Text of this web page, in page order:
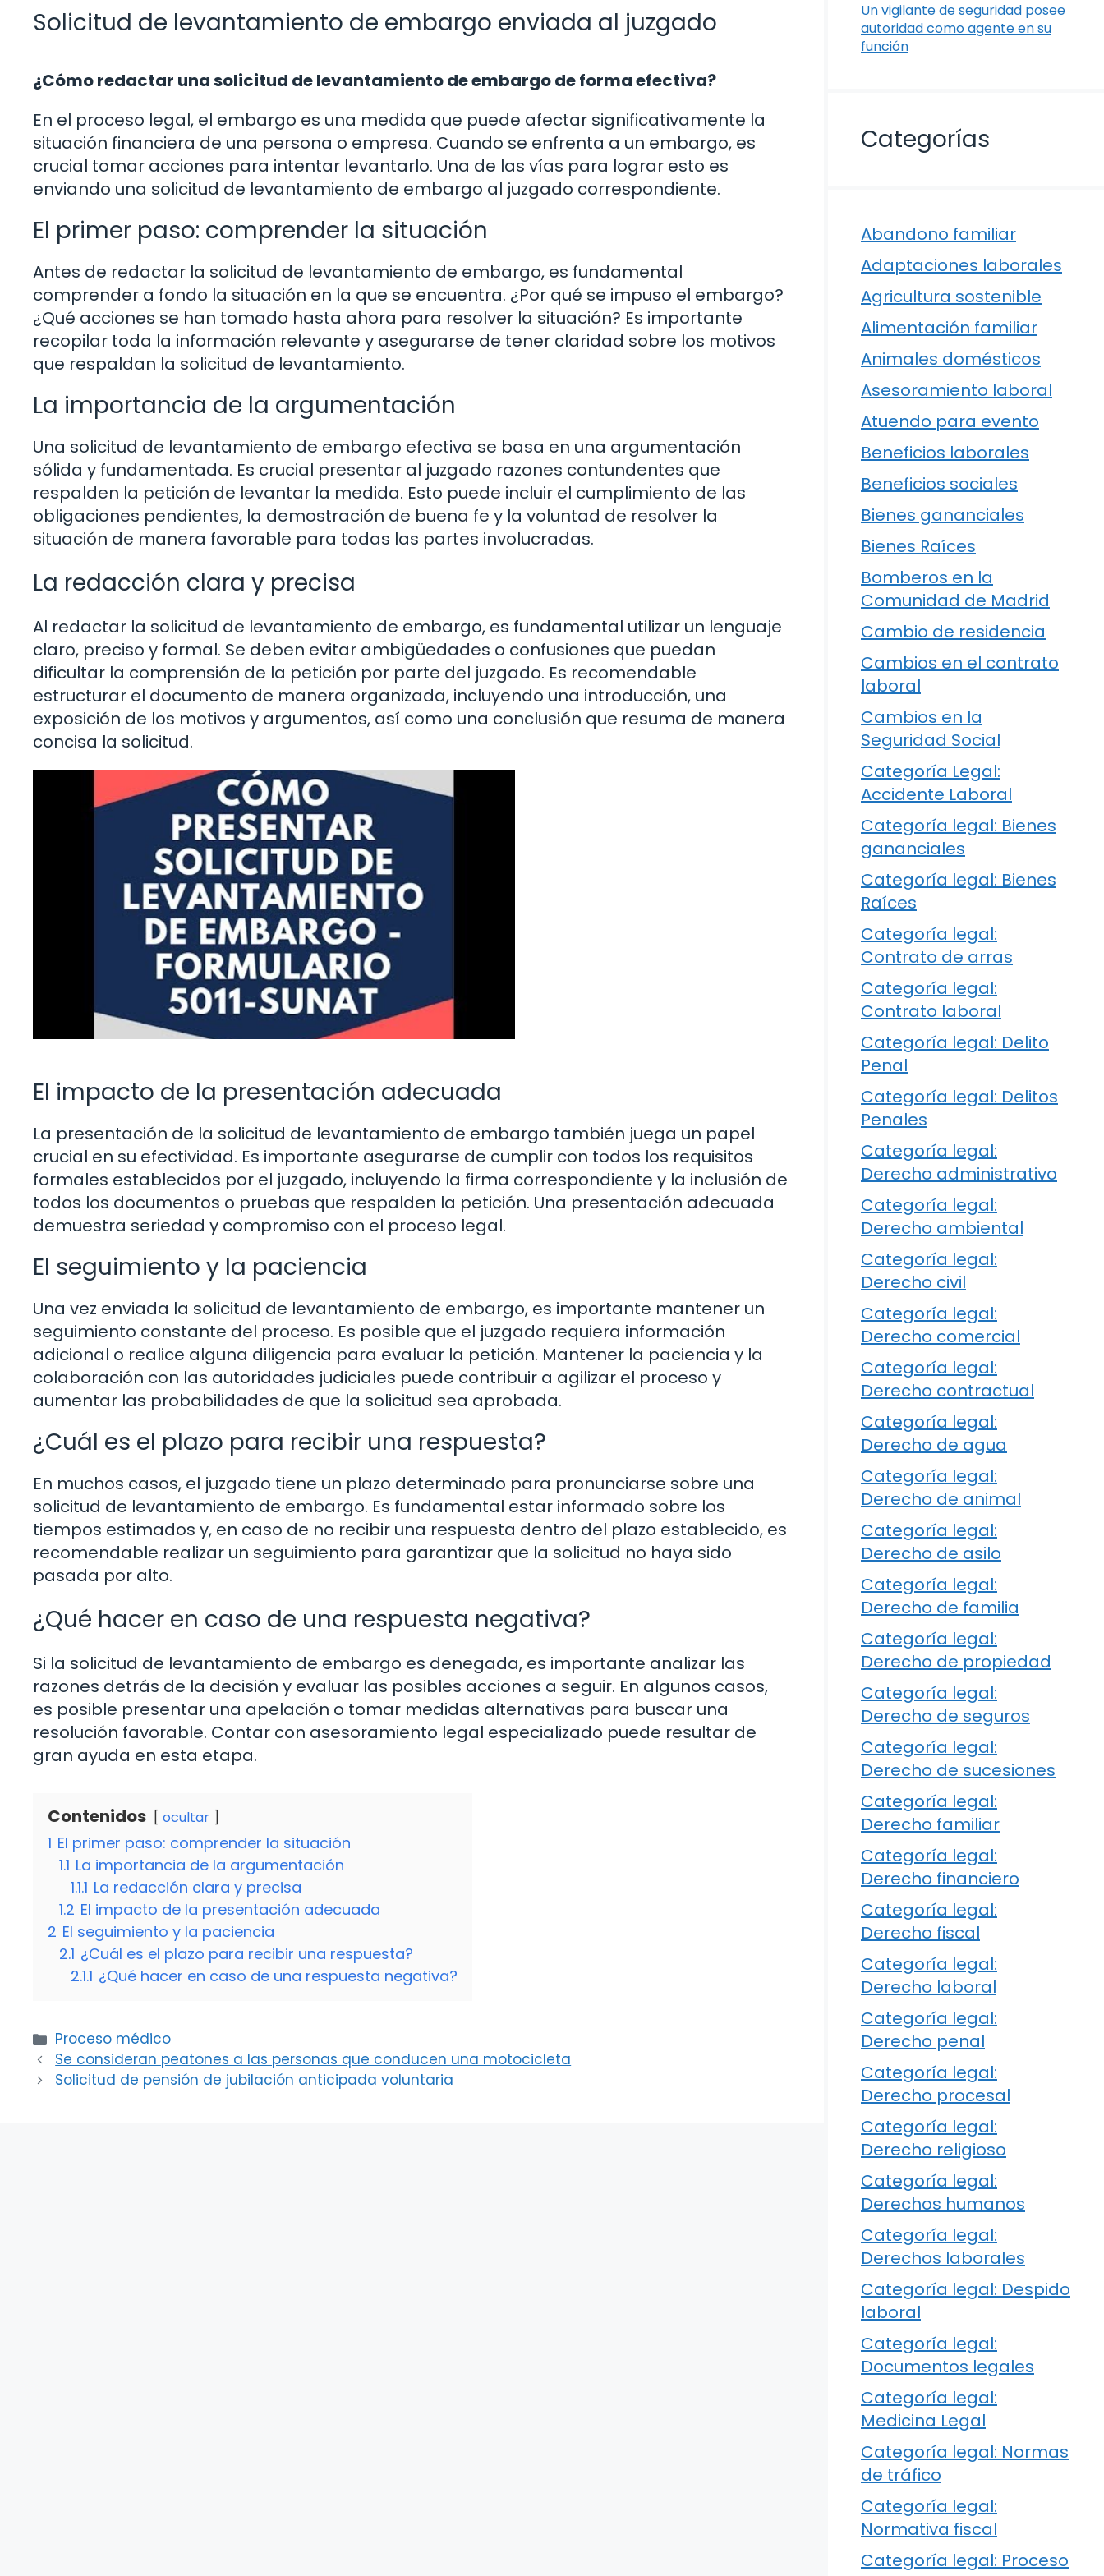
Solicitud de levantamiento de embargo enviada al juzgado
¿Cómo redactar una solicitud de levantamiento de embargo de forma efectiva?
En el proceso legal, el embargo es una medida que puede afectar significativamente la
situación financiera de una persona o empresa. Cuando se enfrenta a un embargo, es
crucial tomar acciones para intentar levantarlo. Una de las vías para lograr esto es
enviando una solicitud de levantamiento de embargo al juzgado correspondiente.
El primer paso: comprender la situación
Antes de redactar la solicitud de levantamiento de embargo, es fundamental
comprender a fondo la situación en la que se encuentra. ¿Por qué se impuso el embargo?
¿Qué acciones se han tomado hasta ahora para resolver la situación? Es importante
recopilar toda la información relevante y asegurarse de tener claridad sobre los motivos
que respaldan la solicitud de levantamiento.
La importancia de la argumentación
Una solicitud de levantamiento de embargo efectiva se basa en una argumentación
sólida y fundamentada. Es crucial presentar al juzgado razones contundentes que
respalden la petición de levantar la medida. Esto puede incluir el cumplimiento de las
obligaciones pendientes, la demostración de buena fe y la voluntad de resolver la
situación de manera favorable para todas las partes involucradas.
La redacción clara y precisa
Al redactar la solicitud de levantamiento de embargo, es fundamental utilizar un lenguaje
claro, preciso y formal. Se deben evitar ambigüedades o confusiones que puedan
dificultar la comprensión de la petición por parte del juzgado. Es recomendable
estructurar el documento de manera organizada, incluyendo una introducción, una
exposición de los motivos y argumentos, así como una conclusión que resuma de manera
concisa la solicitud.
El impacto de la presentación adecuada
La presentación de la solicitud de levantamiento de embargo también juega un papel
crucial en su efectividad. Es importante asegurarse de cumplir con todos los requisitos
formales establecidos por el juzgado, incluyendo la firma correspondiente y la inclusión de
todos los documentos o pruebas que respalden la petición. Una presentación adecuada
demuestra seriedad y compromiso con el proceso legal.
El seguimiento y la paciencia
Una vez enviada la solicitud de levantamiento de embargo, es importante mantener un
seguimiento constante del proceso. Es posible que el juzgado requiera información
adicional o realice alguna diligencia para evaluar la petición. Mantener la paciencia y la
colaboración con las autoridades judiciales puede contribuir a agilizar el proceso y
aumentar las probabilidades de que la solicitud sea aprobada.
¿Cuál es el plazo para recibir una respuesta?
En muchos casos, el juzgado tiene un plazo determinado para pronunciarse sobre una
solicitud de levantamiento de embargo. Es fundamental estar informado sobre los
tiempos estimados y, en caso de no recibir una respuesta dentro del plazo establecido, es
recomendable realizar un seguimiento para garantizar que la solicitud no haya sido
pasada por alto.
¿Qué hacer en caso de una respuesta negativa?
Si la solicitud de levantamiento de embargo es denegada, es importante analizar las
razones detrás de la decisión y evaluar las posibles acciones a seguir. En algunos casos,
es posible presentar una apelación o tomar medidas alternativas para buscar una
resolución favorable. Contar con asesoramiento legal especializado puede resultar de
gran ayuda en esta etapa.
Contenidos ocultar
1 El primer paso: comprender la situación
1.1 La importancia de la argumentación
1.1.1 La redacción clara y precisa
1.2 El impacto de la presentación adecuada
2 El seguimiento y la paciencia
2.1 ¿Cuál es el plazo para recibir una respuesta?
2.1.1 ¿Qué hacer en caso de una respuesta negativa?
Categorías
Proceso médico
Se consideran peatones a las personas que conducen una motocicleta
Solicitud de pensión de jubilación anticipada voluntaria
Un vigilante de seguridad posee
autoridad como agente en su
función
Categorías
Abandono familiar
Adaptaciones laborales
Agricultura sostenible
Alimentación familiar
Animales domésticos
Asesoramiento laboral
Atuendo para evento
Beneficios laborales
Beneficios sociales
Bienes gananciales
Bienes Raíces
Bomberos en la
Comunidad de Madrid
Cambio de residencia
Cambios en el contrato
laboral
Cambios en la
Seguridad Social
Categoría Legal:
Accidente Laboral
Categoría legal: Bienes
gananciales
Categoría legal: Bienes
Raíces
Categoría legal:
Contrato de arras
Categoría legal:
Contrato laboral
Categoría legal: Delito
Penal
Categoría legal: Delitos
Penales
Categoría legal:
Derecho administrativo
Categoría legal:
Derecho ambiental
Categoría legal:
Derecho civil
Categoría legal:
Derecho comercial
Categoría legal:
Derecho contractual
Categoría legal:
Derecho de agua
Categoría legal:
Derecho de animal
Categoría legal:
Derecho de asilo
Categoría legal:
Derecho de familia
Categoría legal:
Derecho de propiedad
Categoría legal:
Derecho de seguros
Categoría legal:
Derecho de sucesiones
Categoría legal:
Derecho familiar
Categoría legal:
Derecho financiero
Categoría legal:
Derecho fiscal
Categoría legal:
Derecho laboral
Categoría legal:
Derecho penal
Categoría legal:
Derecho procesal
Categoría legal:
Derecho religioso
Categoría legal:
Derechos humanos
Categoría legal:
Derechos laborales
Categoría legal: Despido
laboral
Categoría legal:
Documentos legales
Categoría legal:
Medicina Legal
Categoría legal: Normas
de tráfico
Categoría legal:
Normativa fiscal
Categoría legal: Proceso